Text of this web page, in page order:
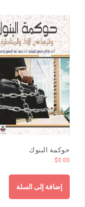
حوكمة البنوك
$0.00
إضافة إلى السلة